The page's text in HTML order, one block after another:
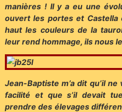
manières ! Il y a eu une
ouvert les portes et
haut les couleurs de la
leur rend hommage, ils nous
Jean-Baptiste m’a dit qu’il
facilité et que s’il devait
prendre des élevages